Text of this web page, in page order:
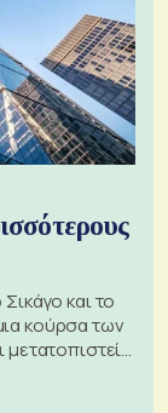
και το
κούρσα των
μετατοπιστεί